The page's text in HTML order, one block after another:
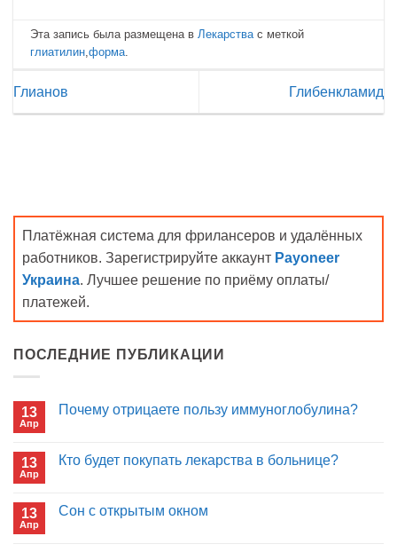
Эта запись была размещена вЛекарствас меткой
глиатилин,форма.
Глианов Глибенкламид
Платёжная система для фрилансеров и удалённых
работников. Зарегистрируйте аккаунт Payoneer
Украина. Лучшее решение по приёму оплаты/
платежей.
ПОСЛЕДНИЕ ПУБЛИКАЦИИ
13
Апр
Почему отрицаете пользу иммуноглобулина?
Почему
13
Апр
Кто будет покупать лекарства в больнице?
Кто
13
Апр
Сон с открытым окном